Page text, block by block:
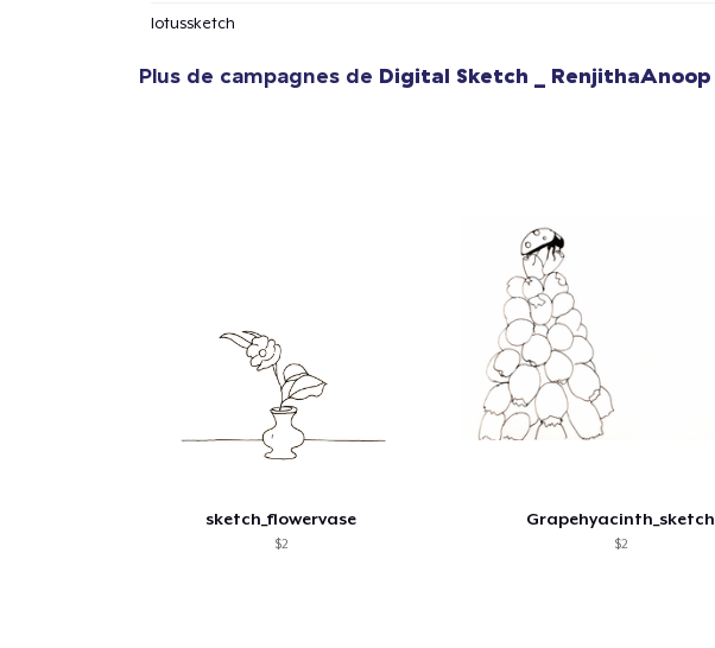
lotussketch
Plus de campagnes de Digital Sketch _ RenjithaAnoop
sketch_flowervase
$2
Grapehyacinth_sketch
$2